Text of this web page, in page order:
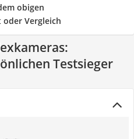
obigen
oder Vergleich
Testsieger